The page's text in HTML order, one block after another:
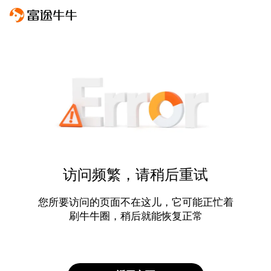
访问频繁，请稍后重试
您所要访问的页面不在这儿，它可能正忙着
刷牛牛圈，稍后就能恢复正常